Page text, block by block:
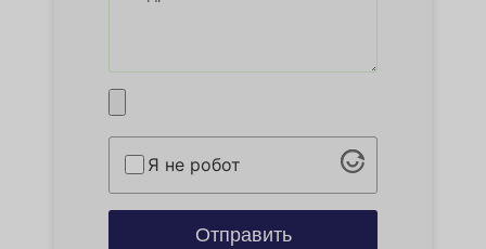
Я не робот
Отправить